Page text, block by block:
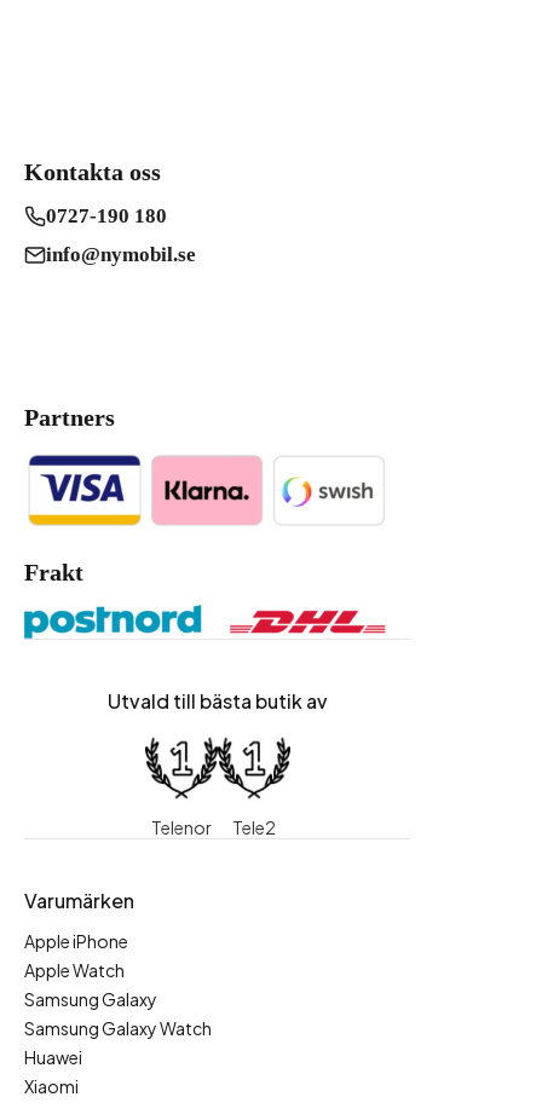
Kontakta oss
0727-190 180
info@nymobil.se
Partners
Frakt
Utvald till bästa butik av
Telenor Tele2
Varumärken
Apple iPhone
Apple Watch
Samsung Galaxy
Samsung Galaxy Watch
Huawei
Xiaomi